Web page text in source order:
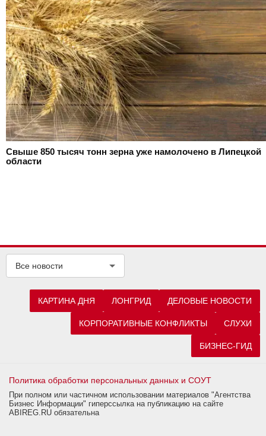
Свыше 850 тысяч тонн зерна уже намолочено в Липецкой
области
Все новости
КАРТИНА ДНЯ ЛОНГРИД ДЕЛОВЫЕ НОВОСТИ
КОРПОРАТИВНЫЕ КОНФЛИКТЫ СЛУХИ
БИЗНЕС-ГИД
Политика обработки персональных данных и СОУТ
При полном или частичном использовании материалов "Агентства
Бизнес Информации" гиперссылка на публикацию на сайте
ABIREG.RU обязательна